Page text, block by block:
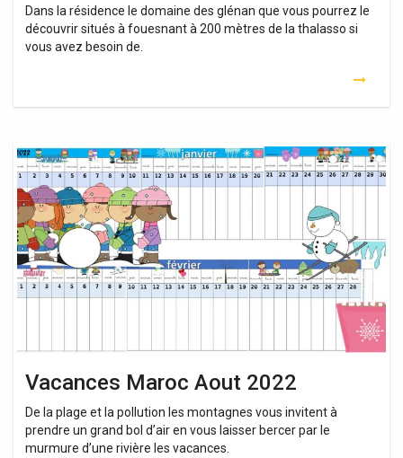
Dans la résidence le domaine des glénan que vous pourrez le
découvrir situés à fouesnant à 200 mètres de la thalasso si
vous avez besoin de.
Vacances Maroc Aout 2022
De la plage et la pollution les montagnes vous invitent à
prendre un grand bol d’air en vous laisser bercer par le
murmure d’une rivière les vacances.
Vacances
Maroc
Aout
2022